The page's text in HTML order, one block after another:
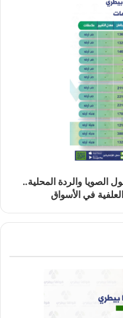
الصويا والردة المحلية..
في الأسواق